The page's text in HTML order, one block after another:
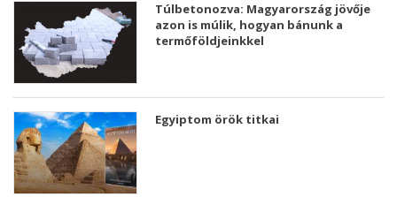
Túlbetonozva: Magyarország jövője
azon is múlik, hogyan bánunk a
termőföldjeinkkel
Egyiptom örök titkai